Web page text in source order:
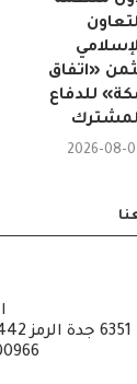
«اتفاق
للدفاع
2026-08-
00966 فاكس : 6722600 – 12